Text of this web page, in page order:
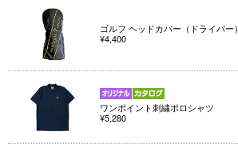
ゴルフ ヘッドカバー（ドライバー）
¥4,400
ワンポイント刺繍ポロシャツ
¥5,280